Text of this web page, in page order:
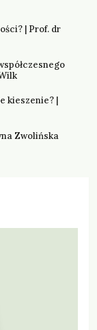
| Prof. dr
kieszenie? |
Zwolińska